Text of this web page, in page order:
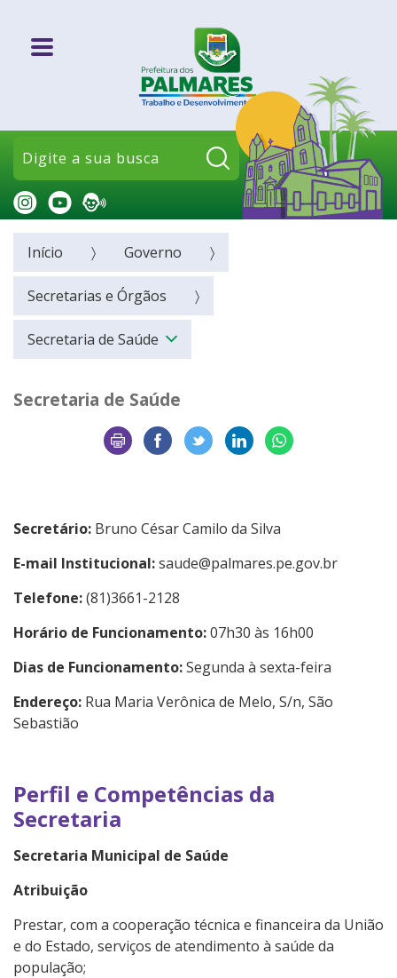
Pesquisar:
Início Governo
Secretarias e Órgãos
Secretaria de Saúde
Secretaria de Saúde
Secretário: Bruno César Camilo da Silva
E-mail Institucional:saude@palmares.pe.gov.br
Telefone:(81)3661-2128
Horário de Funcionamento:07h30 às 16h00
Dias de Funcionamento:Segunda à sexta-feira
Endereço: Rua Maria Verônica de Melo, S/n, São
Sebastião
Perfil e Competências da
Secretaria
Secretaria Municipal de Saúde
Atribuição
Prestar, com a cooperação técnica e financeira da União
e do Estado, serviços de atendimento à saúde da
população;